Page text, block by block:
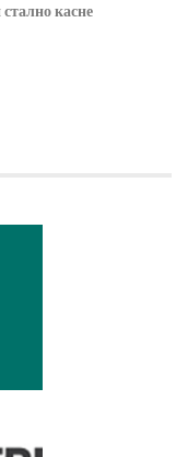
касне